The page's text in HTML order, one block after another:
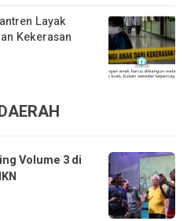
Layak
Kekerasan
Volume 3 di